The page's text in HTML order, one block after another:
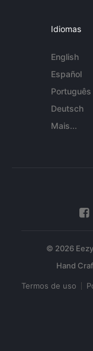
Idiomas
English
Español
Português
Deutsch
Mais...
© 2026
Termos de uso